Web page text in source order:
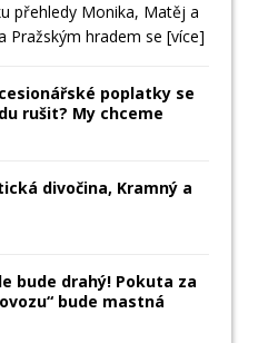
přehledy Monika, Matěj a
Pražským hradem se [více]
poplatky se
rušit? My chceme
divočina, Kramný a
bude drahý! Pokuta za
bude mastná